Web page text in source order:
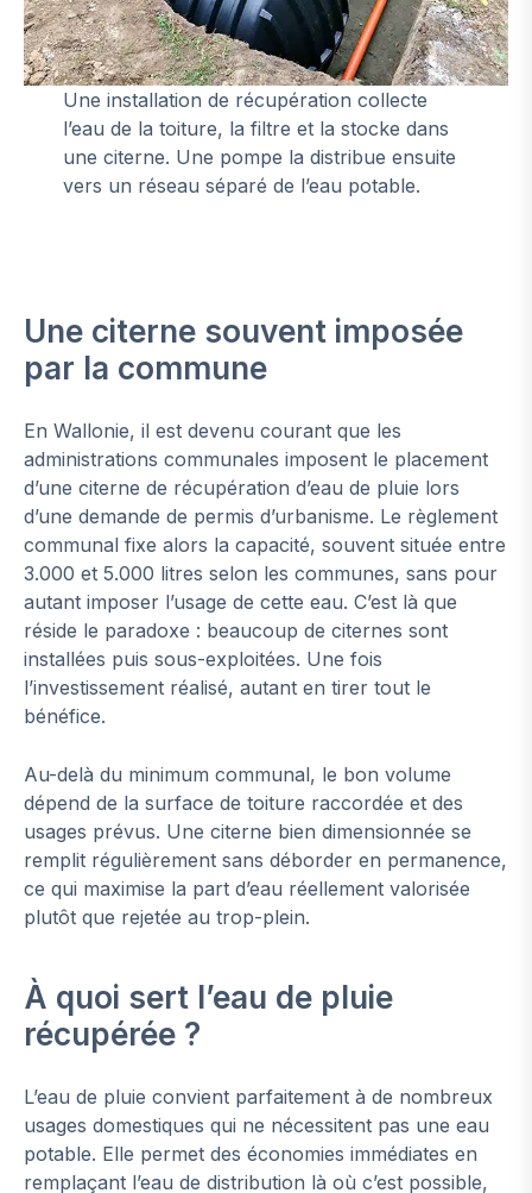
Une installation de récupération collecte
l’eau de la toiture, la filtre et la stocke dans
une citerne. Une pompe la distribue ensuite
vers un réseau séparé de l’eau potable.
Une citerne souvent imposée
par la commune
En Wallonie, il est devenu courant que les
administrations communales imposent le placement
d’une citerne de récupération d’eau de pluie lors
d’une demande de permis d’urbanisme. Le règlement
communal fixe alors la capacité, souvent située entre
3.000 et 5.000 litres selon les communes, sans pour
autant imposer l’usage de cette eau. C’est là que
réside le paradoxe : beaucoup de citernes sont
installées puis sous-exploitées. Une fois
l’investissement réalisé, autant en tirer tout le
bénéfice.
Au-delà du minimum communal, le bon volume
dépend de la surface de toiture raccordée et des
usages prévus. Une citerne bien dimensionnée se
remplit régulièrement sans déborder en permanence,
ce qui maximise la part d’eau réellement valorisée
plutôt que rejetée au trop-plein.
À quoi sert l’eau de pluie
récupérée ?
L’eau de pluie convient parfaitement à de nombreux
usages domestiques qui ne nécessitent pas une eau
potable. Elle permet des économies immédiates en
remplaçant l’eau de distribution là où c’est possible,